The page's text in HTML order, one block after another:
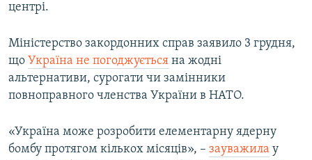
центрі.
Міністерство закордонних справ заявило 3 грудня,
що Україна не погоджується на жодні
альтернативи, сурогати чи замінники
повноправного членства України в НАТО.
«Україна може розробити елементарну ядерну
бомбу протягом кількох місяців», – зауважила у